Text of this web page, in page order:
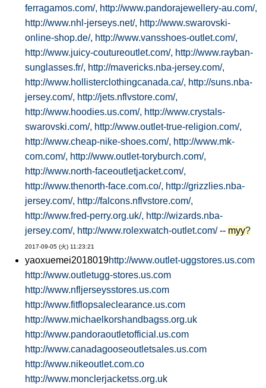
ferragamos.com/, http://www.pandorajewellery-au.com/,
http://www.nhl-jerseys.net/, http://www.swarovski-
online-shop.de/, http://www.vansshoes-outlet.com/,
http://www.juicy-coutureoutlet.com/, http://www.rayban-
sunglasses.fr/, http://mavericks.nba-jersey.com/,
http://www.hollisterclothingcanada.ca/, http://suns.nba-
jersey.com/, http://jets.nflvstore.com/,
http://www.hoodies.us.com/, http://www.crystals-
swarovski.com/, http://www.outlet-true-religion.com/,
http://www.cheap-nike-shoes.com/, http://www.mk-
com.com/, http://www.outlet-toryburch.com/,
http://www.north-faceoutletjacket.com/,
http://www.thenorth-face.com.co/, http://grizzlies.nba-
jersey.com/, http://falcons.nflvstore.com/,
http://www.fred-perry.org.uk/, http://wizards.nba-
jersey.com/, http://www.rolexwatch-outlet.com/-- myy?
2017-09-05 (火) 11:23:21
yaoxuemei2018019http://www.outlet-uggstores.us.com
http://www.outletugg-stores.us.com
http://www.nfljerseysstores.us.com
http://www.fitflopsaleclearance.us.com
http://www.michaelkorshandbagss.org.uk
http://www.pandoraoutletofficial.us.com
http://www.canadagooseoutletsales.us.com
http://www.nikeoutlet.com.co
http://www.monclerjacketss.org.uk